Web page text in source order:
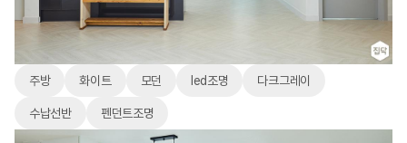
주방 화이트 모던 led조명 다크그레이
수납선반 펜던트조명